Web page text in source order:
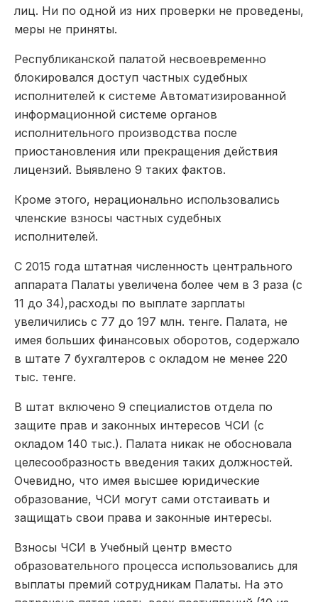
лиц. Ни по одной из них проверки не проведены,
меры не приняты.
Республиканской палатой несвоевременно
блокировался доступ частных судебных
исполнителей к системе Автоматизированной
информационной системе органов
исполнительного производства после
приостановления или прекращения действия
лицензий. Выявлено 9 таких фактов.
Кроме этого, нерационально использовались
членские взносы частных судебных
исполнителей.
С 2015 года штатная численность центрального
аппарата Палаты увеличена более чем в 3 раза (с
11 до 34),расходы по выплате зарплаты
увеличились с 77 до 197 млн. тенге. Палата, не
имея больших финансовых оборотов, содержало
в штате 7 бухгалтеров с окладом не менее 220
тыс. тенге.
В штат включено 9 специалистов отдела по
защите прав и законных интересов ЧСИ (с
окладом 140 тыс.). Палата никак не обосновала
целесообразность введения таких должностей.
Очевидно, что имея высшее юридические
образование, ЧСИ могут сами отстаивать и
защищать свои права и законные интересы.
Взносы ЧСИ в Учебный центр вместо
образовательного процесса использовались для
выплаты премий сотрудникам Палаты. На это